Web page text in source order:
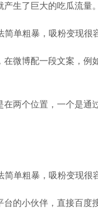
生了巨大的吃瓜流量。
在微博配一段文案，例
在两个位置，一个是
台的小伙伴，直接百度